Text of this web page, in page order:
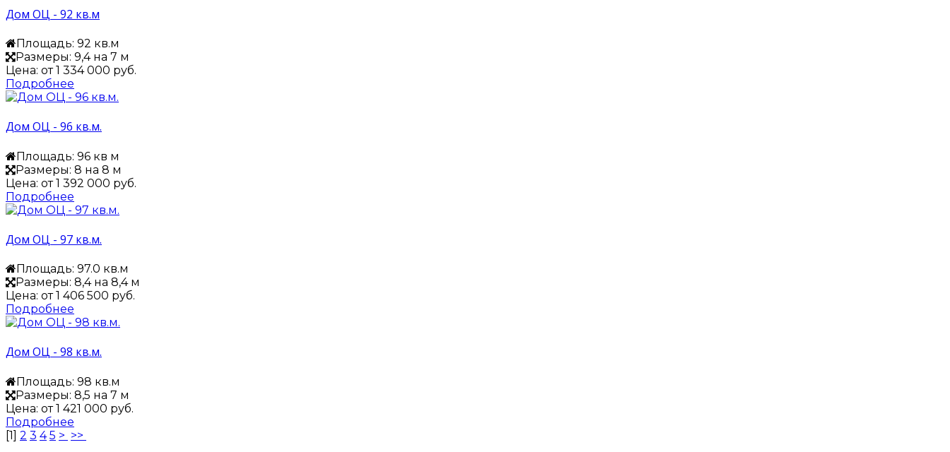
Дом ОЦ - 92 кв.м
Площадь: 92 кв.м
Размеры: 9,4 на 7 м
Цена: от1 334 000 руб.
Подробнее
Дом ОЦ - 96 кв.м.
Площадь: 96 кв м
Размеры: 8 на 8 м
Цена: от1 392 000 руб.
Подробнее
Дом ОЦ - 97 кв.м.
Площадь: 97.0 кв.м
Размеры: 8,4 на 8,4 м
Цена: от1 406 500 руб.
Подробнее
Дом ОЦ - 98 кв.м.
Площадь: 98 кв.м
Размеры: 8,5 на 7 м
Цена: от1 421 000 руб.
Подробнее
[1] 2 3 4 5 > >>